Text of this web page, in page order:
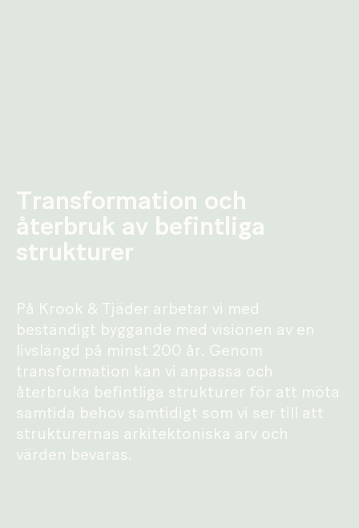
Transformation och
återbruk av befintliga
strukturer
På Krook & Tjäder arbetar vi med
beständigt byggande med visionen av en
livslängd på minst 200 år. Genom
transformation kan vi anpassa och
återbruka befintliga strukturer för att möta
samtida behov samtidigt som vi ser till att
strukturernas arkitektoniska arv och
värden bevaras.